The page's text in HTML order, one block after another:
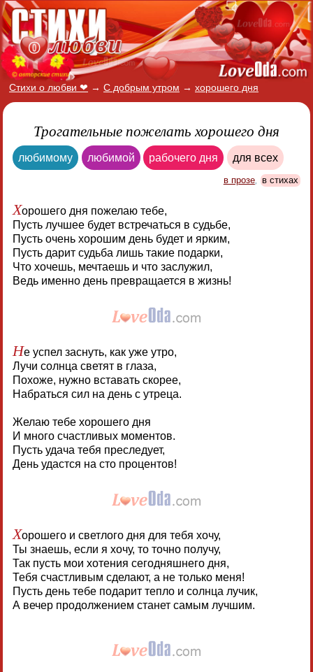
Стихи о любви ❤ → С добрым утром → хорошего дня
Трогательные пожелать хорошего дня
любимому любимой рабочего дня для всех
в прозе, в стихах
Хорошего дня пожелаю тебе,
Пусть лучшее будет встречаться в судьбе,
Пусть очень хорошим день будет и ярким,
Пусть дарит судьба лишь такие подарки,
Что хочешь, мечтаешь и что заслужил,
Ведь именно день превращается в жизнь!
Не успел заснуть, как уже утро,
Лучи солнца светят в глаза,
Похоже, нужно вставать скорее,
Набраться сил на день с утреца.
Желаю тебе хорошего дня
И много счастливых моментов.
Пусть удача тебя преследует,
День удастся на сто процентов!
Хорошего и светлого дня для тебя хочу,
Ты знаешь, если я хочу, то точно получу,
Так пусть мои хотения сегодняшнего дня,
Тебя счастливым сделают, а не только меня!
Пусть день тебе подарит тепло и солнца лучик,
А вечер продолжением станет самым лучшим.